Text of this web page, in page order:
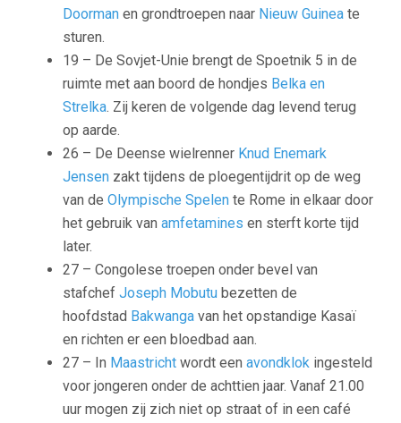
Doorman en grondtroepen naar Nieuw Guinea te
sturen.
19 – De Sovjet-Unie brengt de Spoetnik 5 in de
ruimte met aan boord de hondjes Belka en
Strelka. Zij keren de volgende dag levend terug
op aarde.
26 – De Deense wielrenner Knud Enemark
Jensen zakt tijdens de ploegentijdrit op de weg
van de Olympische Spelen te Rome in elkaar door
het gebruik van amfetamines en sterft korte tijd
later.
27 – Congolese troepen onder bevel van
stafchef Joseph Mobutu bezetten de
hoofdstad Bakwanga van het opstandige Kasaï
en richten er een bloedbad aan.
27 – In Maastricht wordt een avondklok ingesteld
voor jongeren onder de achttien jaar. Vanaf 21.00
uur mogen zij zich niet op straat of in een café